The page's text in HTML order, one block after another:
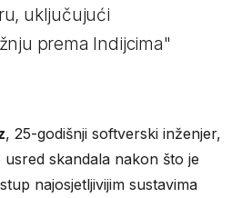
uključujući
prema Indijcima"
, 25-godišnji softverski inženjer,
usred skandala nakon što je
najosjetljivijim sustavima